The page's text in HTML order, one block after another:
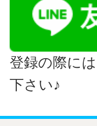
登録の際に
下さい♪